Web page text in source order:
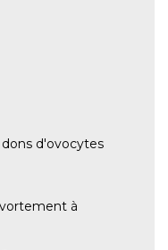
d'ovocytes
à